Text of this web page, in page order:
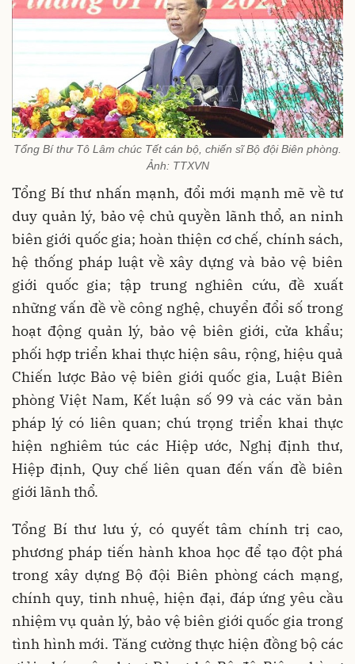
Tổng Bí thư Tô Lâm chúc Tết cán bộ, chiến sĩ Bộ đội Biên phòng.
Ảnh: TTXVN
Tổng Bí thư nhấn mạnh, đổi mới mạnh mẽ về tư
duy quản lý, bảo vệ chủ quyền lãnh thổ, an ninh
biên giới quốc gia; hoàn thiện cơ chế, chính sách,
hệ thống pháp luật về xây dựng và bảo vệ biên
giới quốc gia; tập trung nghiên cứu, đề xuất
những vấn đề về công nghệ, chuyển đổi số trong
hoạt động quản lý, bảo vệ biên giới, cửa khẩu;
phối hợp triển khai thực hiện sâu, rộng, hiệu quả
Chiến lược Bảo vệ biên giới quốc gia, Luật Biên
phòng Việt Nam, Kết luận số 99 và các văn bản
pháp lý có liên quan; chú trọng triển khai thực
hiện nghiêm túc các Hiệp ước, Nghị định thư,
Hiệp định, Quy chế liên quan đến vấn đề biên
giới lãnh thổ.
Tổng Bí thư lưu ý, có quyết tâm chính trị cao,
phương pháp tiến hành khoa học để tạo đột phá
trong xây dựng Bộ đội Biên phòng cách mạng,
chính quy, tinh nhuệ, hiện đại, đáp ứng yêu cầu
nhiệm vụ quản lý, bảo vệ biên giới quốc gia trong
tình hình mới. Tăng cường thực hiện đồng bộ các